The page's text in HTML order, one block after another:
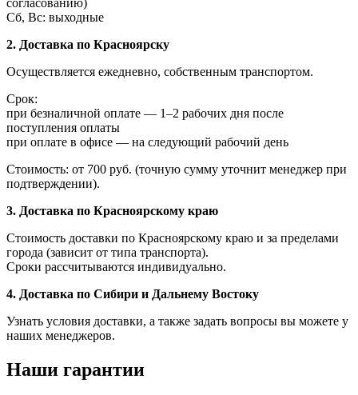
Сб, Вс: выходные
2. Доставка по Красноярску
Осуществляется ежедневно, собственным транспортом.
Срок:
при безналичной оплате — 1–2 рабочих дня после
поступления оплаты
при оплате в офисе — на следующий рабочий день
Стоимость: от 700 руб. (точную сумму уточнит менеджер при
подтверждении).
3. Доставка по Красноярскому краю
Стоимость доставки по Красноярскому краю и за пределами
города (зависит от типа транспорта).
Сроки рассчитываются индивидуально.
4. Доставка по Сибири и Дальнему Востоку
Узнать условия доставки, а также задать вопросы вы можете у
наших менеджеров.
Наши гарантии